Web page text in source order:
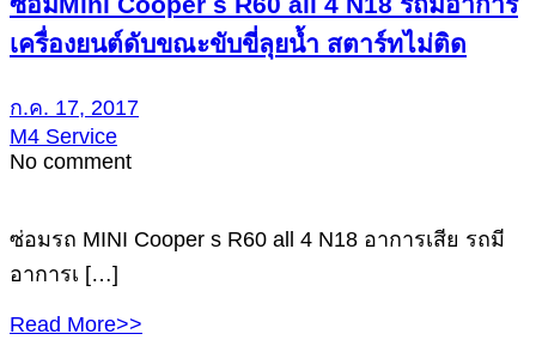
เครื่องยนต์ดับขณะขับขี่ลุยน้ำ สตาร์ทไม่ติด
ก.ค. 17, 2017
M4 Service
No comment
ซ่อมรถ MINI Cooper s R60 all 4 N18 อาการเสีย รถมี
อาการเ […]
Read More>>